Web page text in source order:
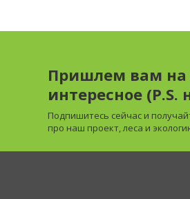
Пришлем вам на
интересное
Подпишитесь сейчас и
про наш проект, леса и